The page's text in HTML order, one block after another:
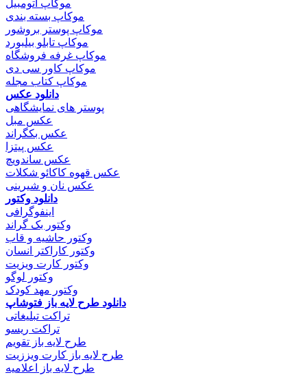
موکاپ اتومبیل
موکاپ بسته بندی
موکاپ پوستر بروشور
موکاپ تابلو بیلبورد
موکاپ غرفه فروشگاه
موکاپ کاور سی دی
موکاپ کتاب مجله
دانلود عکس
پوستر های نمایشگاهی
عکس مبل
عکس بکگراند
عکس پیتزا
عکس ساندویچ
عکس قهوه کاکائو شکلات
عکس نان و شیرینی
دانلود وکتور
اینفوگرافی
وکتور بک گراند
وکتور حاشیه و قاب
وکتور کاراکتر انسان
وکتور کارت ویزیت
وکتور لوگو
وکتور مهد کودک
دانلود طرح لایه باز فتوشاپ
تراکت تبلیغاتی
تراکت ریسو
طرح لایه باز تقویم
طرح لایه باز کارت ویززیت
طرح لایه باز اعلامیه